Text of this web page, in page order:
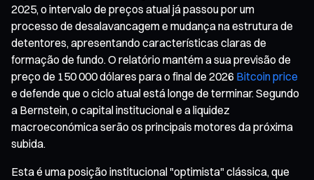
2025, o intervalo de preços atual já passou por um
processo de desalavancagem e mudança na estrutura de
detentores, apresentando características claras de
formação de fundo. O relatório mantém a sua previsão de
preço de 150 000 dólares para o final de 2026 Bitcoin price
e defende que o ciclo atual está longe de terminar. Segundo
a Bernstein, o capital institucional e a liquidez
macroeconómica serão os principais motores da próxima
subida.
Esta é uma posição institucional "optimista" clássica, que